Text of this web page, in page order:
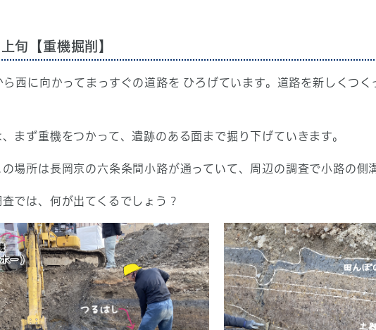
旬【重機掘削】
ら西に向かってまっすぐの道路を ひろげています。道路を新しくつ
まず重機をつかって、遺跡のある面まで掘り下げていきます。
場所は長岡京の六条条間小路が通っていて、周辺の調査で小路の側
では、何が出てくるでしょう？